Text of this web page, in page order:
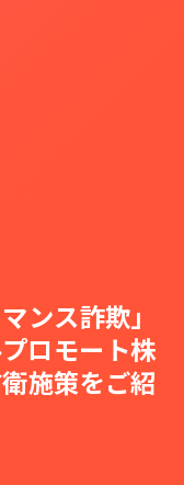
ンス詐欺」
ロモート株
施策をご紹